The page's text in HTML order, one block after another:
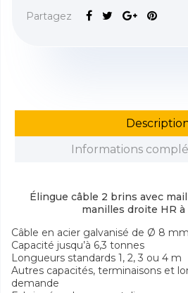
Partagez
Informations
Élingue câble 2 brins avec
manilles droite HR à
Câble en acier galvanisé de Ø 8
Capacité jusqu’à 6,3 tonnes
Longueurs standards 1, 2, 3 ou 4 m
Autres capacités, terminaisons et
demande